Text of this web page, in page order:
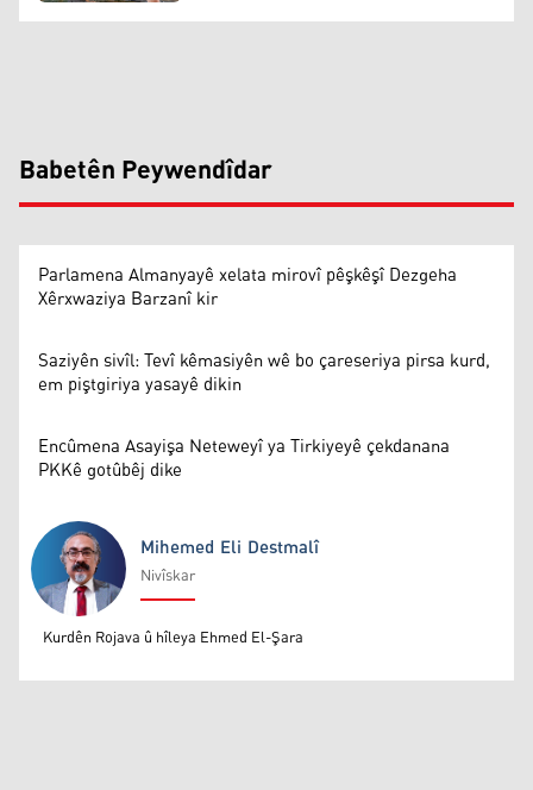
Babetên Peywendîdar
Parlamena Almanyayê xelata mirovî pêşkêşî Dezgeha
Xêrxwaziya Barzanî kir
Saziyên sivîl: Tevî kêmasiyên wê bo çareseriya pirsa kurd,
em piştgiriya yasayê dikin
Encûmena Asayişa Neteweyî ya Tirkiyeyê çekdanana
PKKê gotûbêj dike
Mihemed Eli Destmalî
Mihemed Eli Destmalî
Nivîskar
Kurdên Rojava û hîleya Ehmed El-Şara